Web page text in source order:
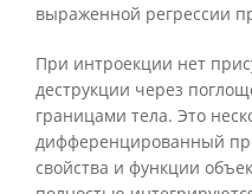
выраженной регрессии
При интроекции нет
деструкции через
границами тела. Это
дифференцированный
свойства и функции